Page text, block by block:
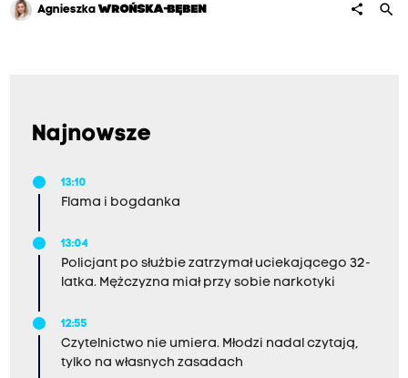
Agnieszka WROŃSKA-BĘBEN share search
Najnowsze
13:10
Flama i bogdanka
13:04
Policjant po służbie zatrzymał uciekającego 32-
latka. Mężczyzna miał przy sobie narkotyki
12:55
Czytelnictwo nie umiera. Młodzi nadal czytają,
tylko na własnych zasadach